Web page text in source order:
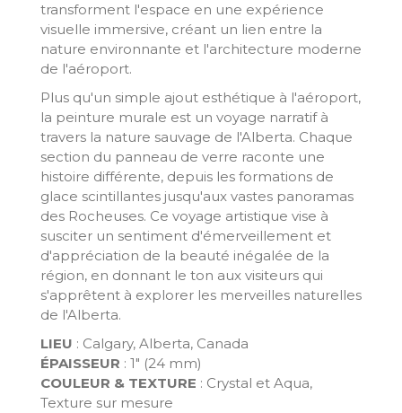
transforment l'espace en une expérience
visuelle immersive, créant un lien entre la
nature environnante et l'architecture moderne
de l'aéroport.
Plus qu'un simple ajout esthétique à l'aéroport,
la peinture murale est un voyage narratif à
travers la nature sauvage de l'Alberta. Chaque
section du panneau de verre raconte une
histoire différente, depuis les formations de
glace scintillantes jusqu'aux vastes panoramas
des Rocheuses. Ce voyage artistique vise à
susciter un sentiment d'émerveillement et
d'appréciation de la beauté inégalée de la
région, en donnant le ton aux visiteurs qui
s'apprêtent à explorer les merveilles naturelles
de l'Alberta.
LIEU : Calgary, Alberta, Canada
ÉPAISSEUR : 1" (24 mm)
COULEUR & TEXTURE : Crystal et Aqua,
Texture sur mesure